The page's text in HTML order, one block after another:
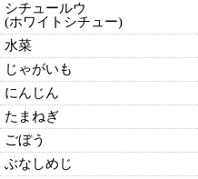
シチュールウ
(ホワイトシチュー)
水菜
じゃがいも
にんじん
たまねぎ
ごぼう
ぶなしめじ